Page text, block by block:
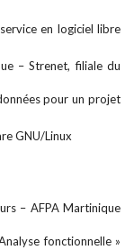
en logiciel libre
– Strenet, filiale du
pour un projet
GNU/Linux
– AFPA Martinique
fonctionnelle »